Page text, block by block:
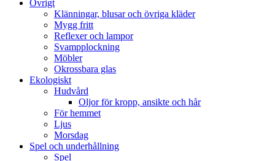
Övrigt
Klänningar, blusar och övriga kläder
Mygg fritt
Reflexer och lampor
Svampplockning
Möbler
Okrossbara glas
Ekologiskt
Hudvård
Oljor för kropp, ansikte och hår
För hemmet
Ljus
Morsdag
Spel och underhållning
Spel